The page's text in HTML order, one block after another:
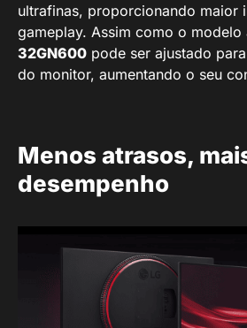
ultrafinas, proporcionando maior
gameplay. Assim como o modelo
32GN600 pode ser ajustado
do monitor, aumentando o seu
Menos atrasos,
desempenho